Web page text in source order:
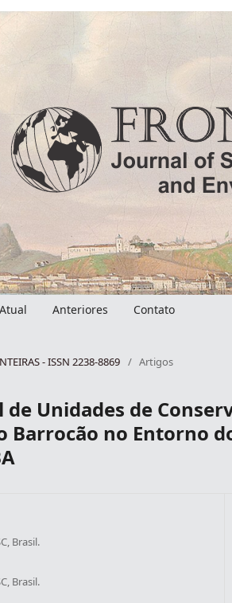
Atual Anteriores Contato
- ISSN 2238-8869 / Artigos
Unidades de
Barrocão no Entorno
Brasil.
Brasil.